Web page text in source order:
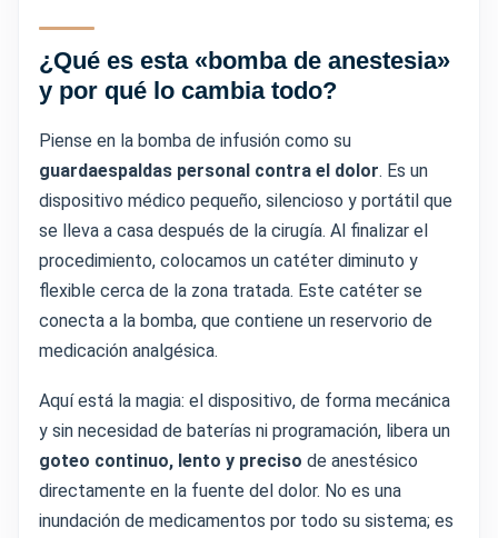
¿Qué es esta «bomba de anestesia»
y por qué lo cambia todo?
Piense en la bomba de infusión como su
guardaespaldas personal contra el dolor. Es un
dispositivo médico pequeño, silencioso y portátil que
se lleva a casa después de la cirugía. Al finalizar el
procedimiento, colocamos un catéter diminuto y
flexible cerca de la zona tratada. Este catéter se
conecta a la bomba, que contiene un reservorio de
medicación analgésica.
Aquí está la magia: el dispositivo, de forma mecánica
y sin necesidad de baterías ni programación, libera un
goteo continuo, lento y preciso de anestésico
directamente en la fuente del dolor. No es una
inundación de medicamentos por todo su sistema; es